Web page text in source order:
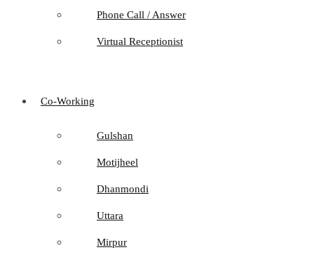
Phone Call / Answer
Virtual Receptionist
Co-Working
Gulshan
Motijheel
Dhanmondi
Uttara
Mirpur